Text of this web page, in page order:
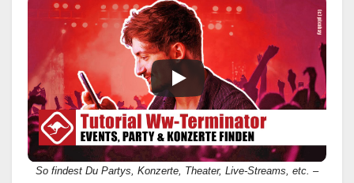
So findest Du Partys, Konzerte, Theater, Live-Streams, etc. –